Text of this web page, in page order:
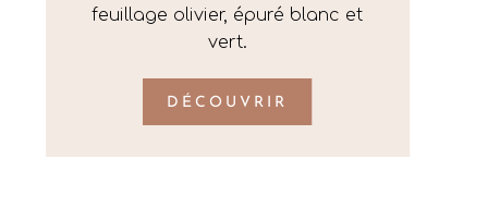
feuillage olivier, épuré blanc et
vert.
DÉCOUVRIR